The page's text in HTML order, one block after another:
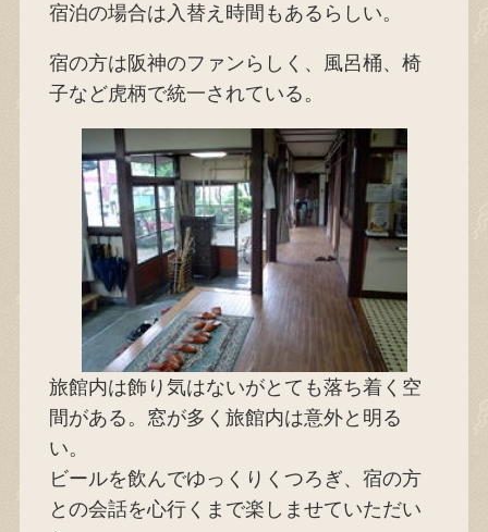
宿泊の場合は入替え時間もあるらしい。
宿の方は阪神のファンらしく、風呂桶、椅
子など虎柄で統一されている。
旅館内は飾り気はないがとても落ち着く空
間がある。窓が多く旅館内は意外と明る
い。
ビールを飲んでゆっくりくつろぎ、宿の方
との会話を心行くまで楽しませていただい